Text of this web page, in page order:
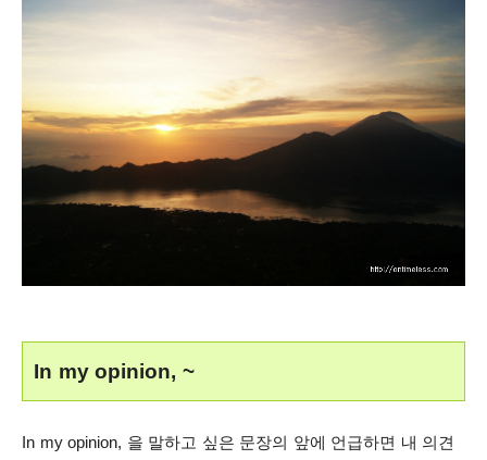
In my opinion, ~
In my opinion, 을 말하고 싶은 문장의 앞에 언급하면 내 의견